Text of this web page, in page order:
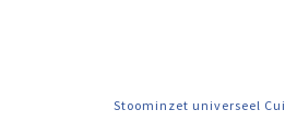
Stoominzet universeel